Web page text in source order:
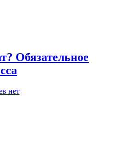
Обязательное
нет